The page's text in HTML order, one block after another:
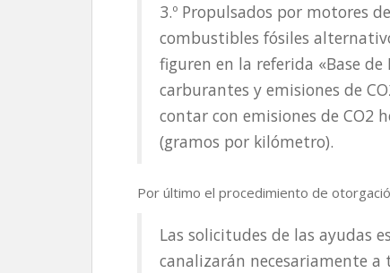
3.º Propulsados por motores
combustibles fósiles
figuren en la referida «Base de
carburantes y emisiones de
contar con emisiones de CO2
(gramos por kilómetro).
Por último el procedimiento de
Las solicitudes de las ayudas
canalizarán necesariamente a